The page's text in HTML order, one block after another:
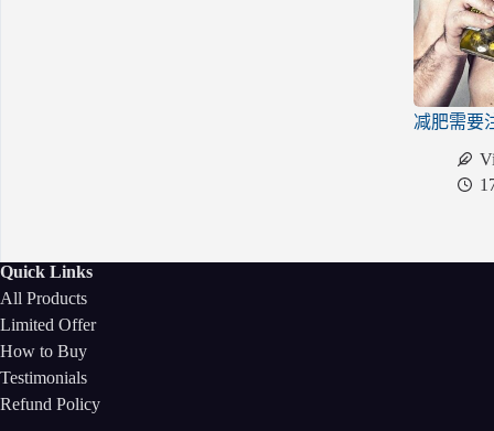
减肥需要
Quick Links
All Products
Limited Offer
How to Buy
Testimonials
Refund Policy